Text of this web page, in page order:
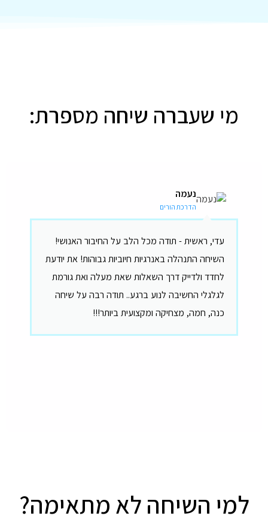
מי שעברה שיחה מספרת:
עדי, ראשית - תודה מכל הלב על החיבור האנושי!
השיחה התנהלה באנרגיות חיוביות גבוהות! את יודעת
לחדד ולדייק דרך השאלות שאת מעלה ואת גורמת
לגלגלי החשיבה לנוע ברגע.. תודה רבה על שיחה
כנה, חמה, מצחיקה ומקצועית ביותר!!!
נעמה
הדרכת הורים
למי השיחה לא מתאימה?